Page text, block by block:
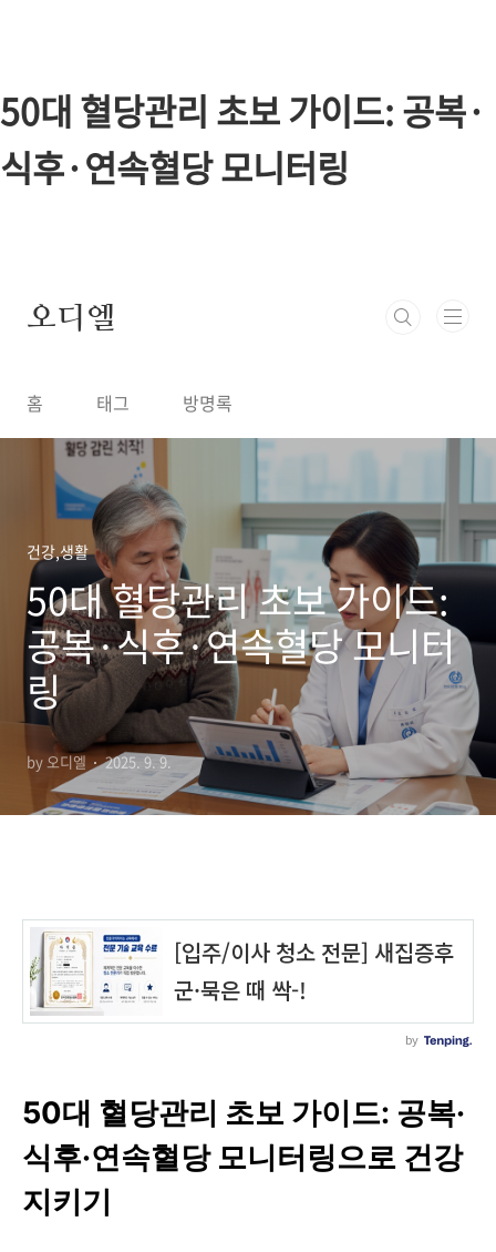
50대 혈당관리 초보 가이드: 공복·
식후·연속혈당 모니터링
오디엘
홈 태그 방명록
건강,생활
50대 혈당관리 초보 가이드:
공복·식후·연속혈당 모니터
링
by 오디엘 2025. 9. 9.
50대 혈당관리 초보 가이드: 공복·
식후·연속혈당 모니터링으로 건강
지키기